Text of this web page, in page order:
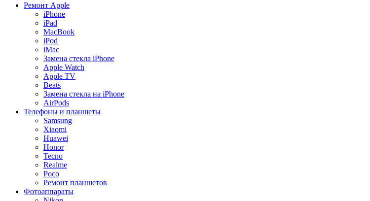
Ремонт Apple
iPhone
iPad
MacBook
iPod
iMac
Замена стекла iPhone
Apple Watch
Apple TV
Beats
Замена стекла на iPhone
AirPods
Телефоны и планшеты
Samsung
Xiaomi
Huawei
Honor
Tecno
Realme
Poco
Ремонт планшетов
Фотоаппараты